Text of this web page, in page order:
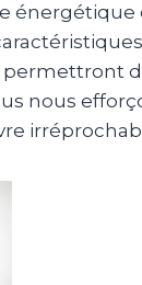
énergétique
nous